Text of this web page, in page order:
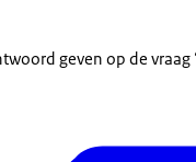
geven op de vraag